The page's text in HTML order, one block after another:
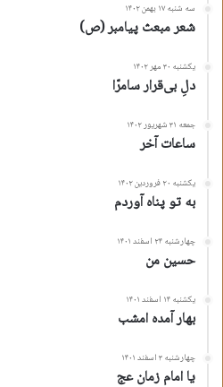
سه شنبه ۱۷ بهمن ۱۴۰۲
شعر مبعث پیامبر (ص)
یکشنبه ۳۰ مهر ۱۴۰۲
دلِ بی‌قرار سامرّا
جمعه ۳۱ شهریور ۱۴۰۲
ساعات آخر
یکشنبه ۲۰ فروردین ۱۴۰۲
به تو پناه آوردم
چهارشنبه ۲۴ اسفند ۱۴۰۱
حسین من
یکشنبه ۱۴ اسفند ۱۴۰۱
بهار آمده امشب
چهارشنبه ۳ اسفند ۱۴۰۱
یا امام زمان عج